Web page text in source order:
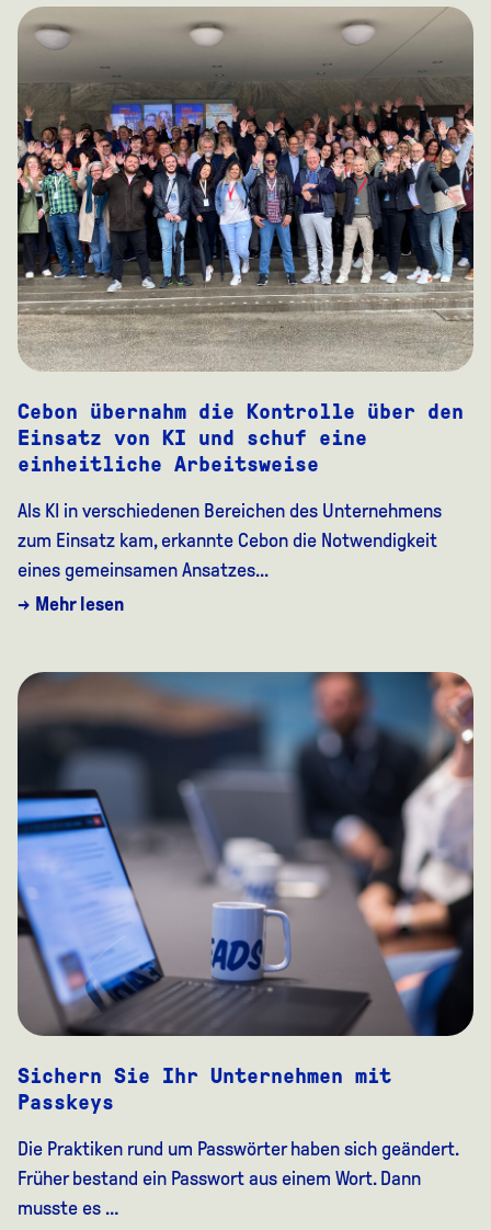
Cebon übernahm die Kontrolle über den
Einsatz von KI und schuf eine
einheitliche Arbeitsweise
Als KI in verschiedenen Bereichen des Unternehmens
zum Einsatz kam, erkannte Cebon die Notwendigkeit
eines gemeinsamen Ansatzes...
→ Mehr lesen
Sichern Sie Ihr Unternehmen mit
Passkeys
Die Praktiken rund um Passwörter haben sich geändert.
Früher bestand ein Passwort aus einem Wort. Dann
musste es …